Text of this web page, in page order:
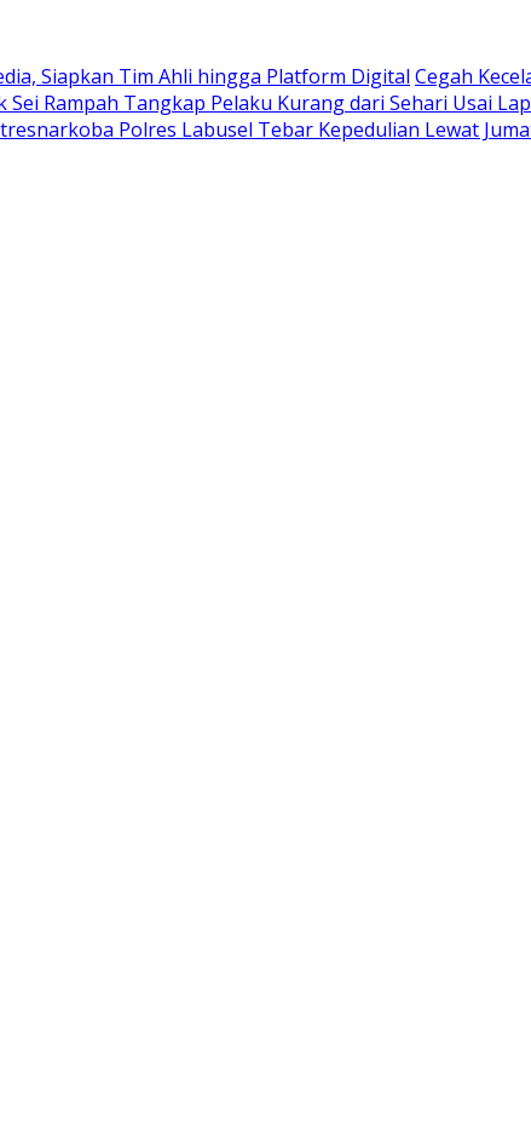
Siapkan Tim Ahli hingga Platform Digital Cegah
Sei Rampah Tangkap Pelaku Kurang dari Sehari Usai
Polres Labusel Tebar Kepedulian Lewat